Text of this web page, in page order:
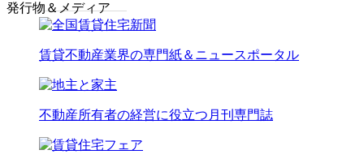
発行物＆メディア
賃貸不動産業界の専門紙＆ニュースポータル
不動産所有者の経営に役立つ月刊専門誌